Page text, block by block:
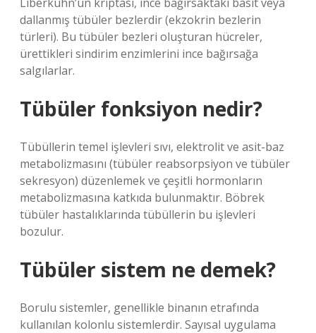
dallanmış tübüler bezlerdir (ekzokrin bezlerin
türleri). Bu tübüler bezleri oluşturan hücreler,
ürettikleri sindirim enzimlerini ince bağırsağa
salgılarlar.
Tübüler fonksiyon nedir?
Tübüllerin temel işlevleri sıvı, elektrolit ve asit-baz
metabolizmasını (tübüler reabsorpsiyon ve tübüler
sekresyon) düzenlemek ve çeşitli hormonların
metabolizmasına katkıda bulunmaktır. Böbrek
tübüler hastalıklarında tübüllerin bu işlevleri
bozulur.
Tübüler sistem ne demek?
Borulu sistemler, genellikle binanın etrafında
kullanılan kolonlu sistemlerdir. Sayısal uygulama